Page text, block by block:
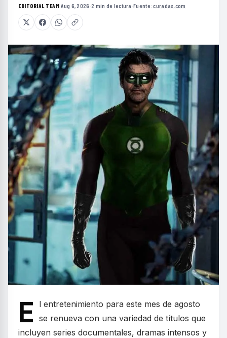
EDITORIAL TEAM·Aug 6, 2026 ·2 min de lectura ·Fuente:curadas.com
E
l entretenimiento para este mes de agosto
se renueva con una variedad de títulos que
incluyen series documentales, dramas intensos y